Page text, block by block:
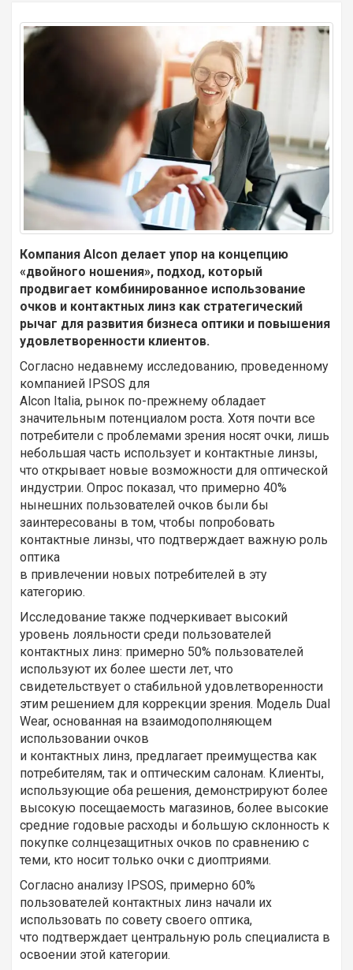
Компания Alcon делает упор на концепцию
«двойного ношения», подход, который
продвигает комбинированное использование
очков и контактных линз как стратегический
рычаг для развития бизнеса оптики и повышения
удовлетворенности клиентов.
Согласно недавнему исследованию, проведенному
компанией IPSOS для
Alcon Italia, рынок по-прежнему обладает
значительным потенциалом роста. Хотя почти все
потребители с проблемами зрения носят очки, лишь
небольшая часть использует и контактные линзы,
что открывает новые возможности для оптической
индустрии. Опрос показал, что примерно 40%
нынешних пользователей очков были бы
заинтересованы в том, чтобы попробовать
контактные линзы, что подтверждает важную роль
оптика
в привлечении новых потребителей в эту
категорию.
Исследование также подчеркивает высокий
уровень лояльности среди пользователей
контактных линз: примерно 50% пользователей
используют их более шести лет, что
свидетельствует о стабильной удовлетворенности
этим решением для коррекции зрения. Модель Dual
Wear, основанная на взаимодополняющем
использовании очков
и контактных линз, предлагает преимущества как
потребителям, так и оптическим салонам. Клиенты,
использующие оба решения, демонстрируют более
высокую посещаемость магазинов, более высокие
средние годовые расходы и большую склонность к
покупке солнцезащитных очков по сравнению с
теми, кто носит только очки с диоптриями.
Согласно анализу IPSOS, примерно 60%
пользователей контактных линз начали их
использовать по совету своего оптика,
что подтверждает центральную роль специалиста в
освоении этой категории.